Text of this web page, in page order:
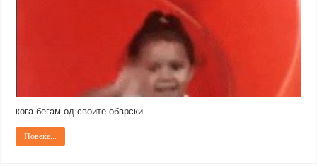
кога бегам од своите обврски…
Повеќе...